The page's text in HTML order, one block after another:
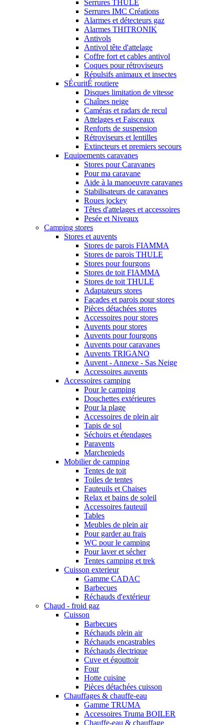
Serrures THULE
Serrures IMC Créations
Alarmes et détecteurs gaz
Alarmes THITRONIK
Antivols
Antivol tête d'attelage
Coffre fort et cables antivol
Coques pour rétroviseurs
Répulsifs animaux et insectes
SÉcuritÉ routiere
Disques limitation de vitesse
Chaînes neige
Caméras et radars de recul
Attelages et Faisceaux
Renforts de suspension
Rétroviseurs et lentilles
Extincteurs et premiers secours
Equipements caravanes
Stores pour Caravanes
Pour ma caravane
Aide à la manoeuvre caravanes
Stabilisateurs de caravanes
Roues jockey
Têtes d'attelages et accessoires
Pesée et Niveaux
Camping stores
Stores et auvents
Stores de parois FIAMMA
Stores de parois THULE
Stores pour fourgons
Stores de toit FIAMMA
Stores de toit THULE
Adaptateurs stores
Façades et parois pour stores
Pièces détachées stores
Accessoires pour stores
Auvents pour stores
Auvents pour fourgons
Auvents pour caravanes
Auvents TRIGANO
Auvent - Annexe - Sas Neige
Accessoires auvents
Accessoires camping
Pour le camping
Douchettes extérieures
Pour la plage
Accessoires de plein air
Tapis de sol
Séchoirs et étendages
Paravents
Marchepieds
Mobilier de camping
Tentes de toit
Toiles de tentes
Fauteuils et Chaises
Relax et bains de soleil
Accessoires fauteuil
Tables
Meubles de plein air
Pour garder au frais
WC pour le camping
Pour laver et sécher
Tentes camping et trek
Cuisson exterieur
Gamme CADAC
Barbecues
Réchauds d'extérieur
Chaud - froid gaz
Cuisson
Barbecues
Réchauds plein air
Réchauds encastrables
Réchauds électrique
Cuve et égouttoir
Four
Hotte cuisine
Pièces détachées cuisson
Chauffages & chauffe-eau
Gamme TRUMA
Accessoires Truma BOILER
Chauffe-eau & chauffage